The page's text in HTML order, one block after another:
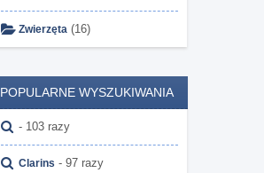
Zwierzęta (16)
POPULARNE WYSZUKIWANIA
- 103 razy
Clarins - 97 razy